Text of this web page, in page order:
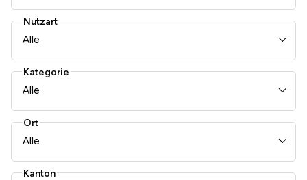
Nutzart
Alle
Kategorie
Alle
Ort
Alle
Kanton